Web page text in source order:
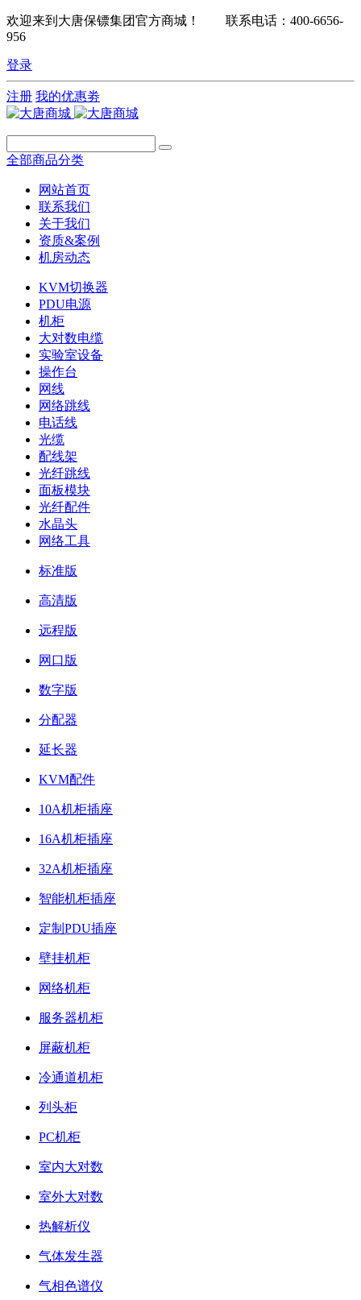
欢迎来到大唐保镖集团官方商城！ 联系电话：400-6656-
956
登录
注册 我的优惠劵
全部商品分类
网站首页
联系我们
关于我们
资质&案例
机房动态
KVM切换器
PDU电源
机柜
大对数电缆
实验室设备
操作台
网线
网络跳线
电话线
光缆
配线架
光纤跳线
面板模块
光纤配件
水晶头
网络工具
标准版
高清版
远程版
网口版
数字版
分配器
延长器
KVM配件
10A机柜插座
16A机柜插座
32A机柜插座
智能机柜插座
定制PDU插座
壁挂机柜
网络机柜
服务器机柜
屏蔽机柜
冷通道机柜
列头柜
PC机柜
室内大对数
室外大对数
热解析仪
气体发生器
气相色谱仪